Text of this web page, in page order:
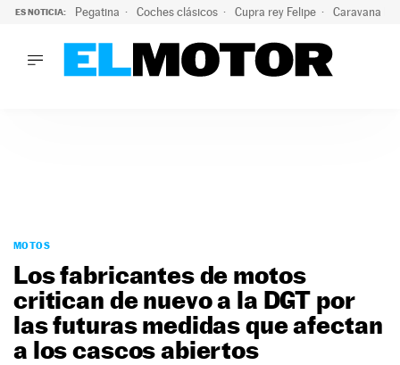
ES NOTICIA: Pegatina Coches clásicos Cupra rey Felipe Caravana
PODCAST
MOTOS
TECNOLOGÍA
SUPERCOCHES
MOTORTV
MOTOS
Los fabricantes de motos
critican de nuevo a la DGT por
las futuras medidas que afectan
a los cascos abiertos